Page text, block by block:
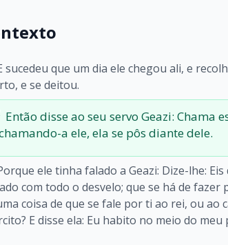
sucedeu que um dia ele chegou ali, e
e se deitou.
Então disse ao seu servo Geazi: Chama
a ele, ela se pôs diante dele.
ele tinha falado a Geazi: Dize-lhe:
com todo o desvelo; que se há de fazer
coisa de que se fale por ti ao rei, ou ao
E disse ela: Eu habito no meio do meu